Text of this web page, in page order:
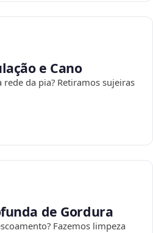
e Cano
da pia? Retiramos sujeiras
de Gordura
Fazemos limpeza